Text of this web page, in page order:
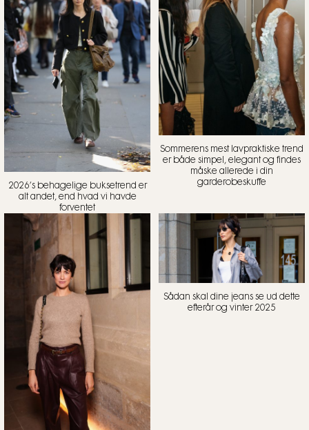
2026’s behagelige buksetrend er
alt andet, end hvad vi havde
forventet
Sommerens mest lavpraktiske trend
er både simpel, elegant og findes
måske allerede i din
garderobeskuffe
Sådan skal dine jeans se ud dette
efterår og vinter 2025